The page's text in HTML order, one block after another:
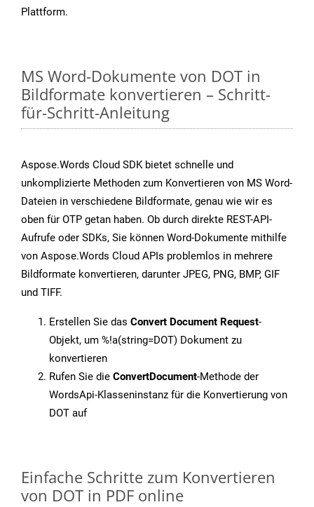
Plattform.
MS Word-Dokumente von DOT in
Bildformate konvertieren – Schritt-
für-Schritt-Anleitung
Aspose.Words Cloud SDK bietet schnelle und
unkomplizierte Methoden zum Konvertieren von MS Word-
Dateien in verschiedene Bildformate, genau wie wir es
oben für OTP getan haben. Ob durch direkte REST-API-
Aufrufe oder SDKs, Sie können Word-Dokumente mithilfe
von Aspose.Words Cloud APIs problemlos in mehrere
Bildformate konvertieren, darunter JPEG, PNG, BMP, GIF
und TIFF.
Erstellen Sie das Convert Document Request-
Objekt, um %!a(string=DOT) Dokument zu
konvertieren
Rufen Sie die ConvertDocument-Methode der
WordsApi-Klasseninstanz für die Konvertierung von
DOT auf
Einfache Schritte zum Konvertieren
von DOT in PDF online